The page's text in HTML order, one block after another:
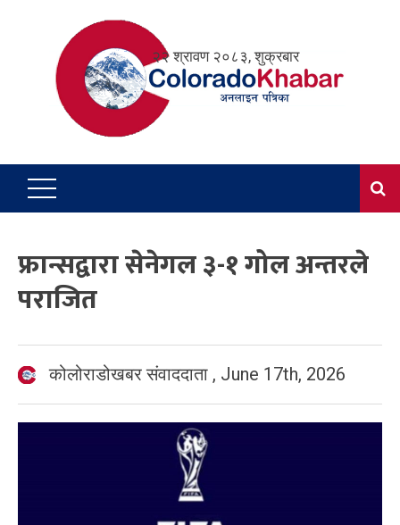
२२ श्रावण २०८३, शुक्रबार
फ्रान्सद्वारा सेनेगल ३-१ गोल अन्तरले
पराजित
कोलोराडोखबर संवाददाता , June 17th, 2026